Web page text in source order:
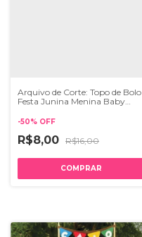
Arquivo de Corte: Topo de Bolo
Festa Junina Menina Baby
-50% OFF
R$8,00 R$16,00